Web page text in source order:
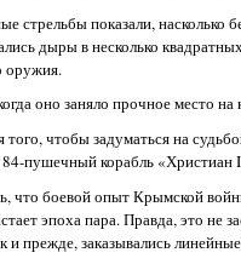
стрельбы показали, насколько
дыры в несколько
оружия.
оно заняло прочное место
чтобы задуматься на
пушечный корабль «Христиан
что боевой опыт Крымской
эпоха пара. Правда, это не
и прежде, заказывались